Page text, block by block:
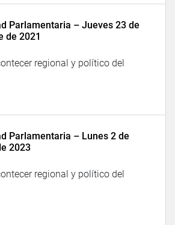
Parlamentaria – Jueves 23 de
de 2021
regional y político del
Parlamentaria – Lunes 2 de
2023
regional y político del